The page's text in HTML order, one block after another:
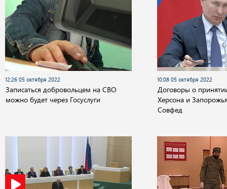
12:26 05 октября 2022
Записаться добровольцем на СВО
можно будет через Госуслуги
10:08 05 октября 2022
Договоры о
Херсона и
Совфед